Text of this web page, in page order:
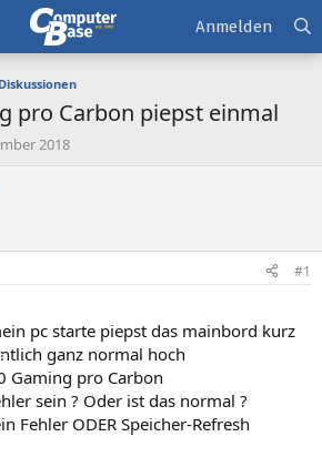
Anmelden
pro Carbon piepst einmal
2018
#1
pc starte piepst das mainbord kurz
ganz normal hoch
Gaming pro Carbon
sein ? Oder ist das normal ?
Fehler ODER Speicher-Refresh